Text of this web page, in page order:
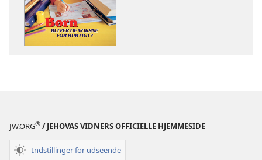
JW.ORG® / JEHOVAS VIDNERS OFFICIELLE HJEMMESIDE
Indstillinger for udseende